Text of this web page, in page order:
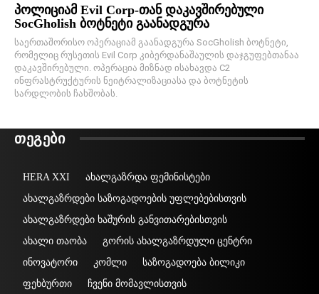
პოლიციამ Evil Corp-თან დაკავშირებული
SocGholish ბოტნეტი გაანადგურა
საერთაშორისო ოპერაციამ გაანადგურა SocGholish ბოტნეტი,
რომელიც რუსეთის Evil Corp კიბერდანაშაულის დაჯგუფებთანაა
დაკავშირებული. ოპერაცია მიზნად ისახავდა C2
ინფრასტრუქტურის ნეიტრალიზაციასა და ბოტნეტის
სარდლობის ჩახშობას.
ᲗᲔᲒᲔᲑᲘ
HERA XXI
ახალგაზრდა ფემინისტები
ახალგაზრდები საზოგადოების უფლებებისთვის
ახალგაზრდები ხაშურის განვითარებისთვის
ახალი თაობა
გორის ახალგაზრდული ცენტრი
ინოვატორი
კომლი
საზოგადოება ბილიკი
ფეხბურთი
ჩვენი მომავლისთვის